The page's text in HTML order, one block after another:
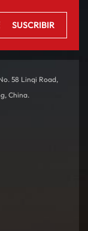
58 Linqi Road,
China.